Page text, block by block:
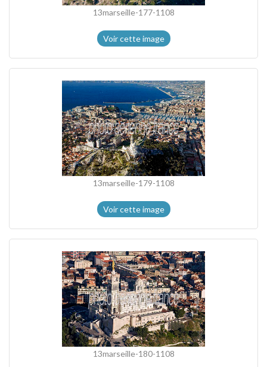
13marseille-177-1108
Voir cette image
13marseille-179-1108
Voir cette image
13marseille-180-1108